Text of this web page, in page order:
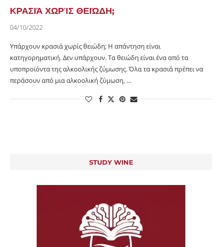
ΚΡΑΣΙΆ ΧΩΡΊΣ ΘΕΙΏΔΗ;
04/10/2022
Υπάρχουν κρασιά χωρίς θειώδη; Η απάντηση είναι
κατηγορηματική. Δεν υπάρχουν. Τα θειώδη είναι ένα από τα
υποπροϊόντα της αλκοολικής ζύμωσης. Όλα τα κρασιά πρέπει να
περάσουν από μια αλκοολική ζύμωση, …
STUDY WINE